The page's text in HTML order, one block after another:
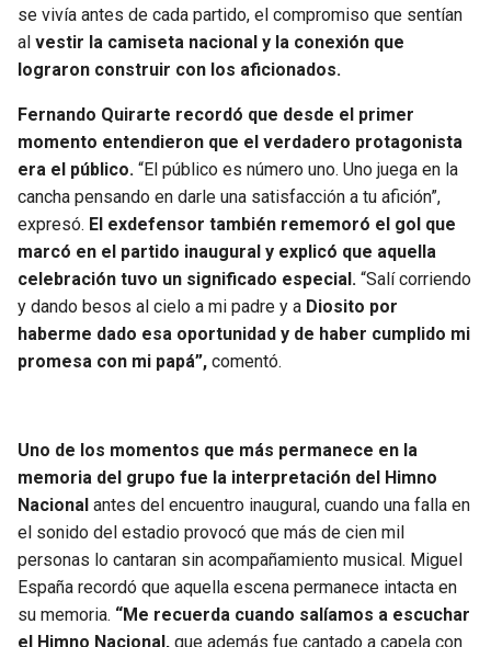
PANTHERS
SAINTS
BUCCANEERS
JAZZ
se vivía antes de cada partido, el compromiso que sentían
al vestir la camiseta nacional y la conexión que
lograron construir con los aficionados.
Fernando Quirarte recordó que desde el primer
momento entendieron que el verdadero protagonista
era el público. “El público es número uno. Uno juega en la
cancha pensando en darle una satisfacción a tu afición”,
expresó. El exdefensor también rememoró el gol que
marcó en el partido inaugural y explicó que aquella
celebración tuvo un significado especial. “Salí corriendo
y dando besos al cielo a mi padre y a Diosito por
haberme dado esa oportunidad y de haber cumplido mi
promesa con mi papá”, comentó.
Uno de los momentos que más permanece en la
memoria del grupo fue la interpretación del Himno
Nacional antes del encuentro inaugural, cuando una falla en
el sonido del estadio provocó que más de cien mil
personas lo cantaran sin acompañamiento musical. Miguel
España recordó que aquella escena permanece intacta en
su memoria. “Me recuerda cuando salíamos a escuchar
el Himno Nacional, que además fue cantado a capela con